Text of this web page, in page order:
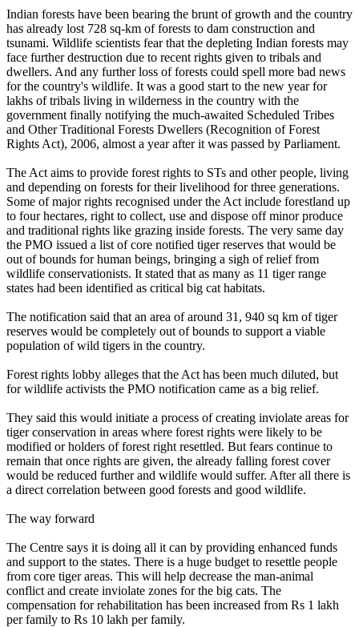
Indian forests have been bearing the brunt of growth and the country
has already lost 728 sq-km of forests to dam construction and
tsunami. Wildlife scientists fear that the depleting Indian forests may
face further destruction due to recent rights given to tribals and
dwellers. And any further loss of forests could spell more bad news
for the country's wildlife. It was a good start to the new year for
lakhs of tribals living in wilderness in the country with the
government finally notifying the much-awaited Scheduled Tribes
and Other Traditional Forests Dwellers (Recognition of Forest
Rights Act), 2006, almost a year after it was passed by Parliament.
The Act aims to provide forest rights to STs and other people, living
and depending on forests for their livelihood for three generations.
Some of major rights recognised under the Act include forestland up
to four hectares, right to collect, use and dispose off minor produce
and traditional rights like grazing inside forests. The very same day
the PMO issued a list of core notified tiger reserves that would be
out of bounds for human beings, bringing a sigh of relief from
wildlife conservationists. It stated that as many as 11 tiger range
states had been identified as critical big cat habitats.
The notification said that an area of around 31, 940 sq km of tiger
reserves would be completely out of bounds to support a viable
population of wild tigers in the country.
Forest rights lobby alleges that the Act has been much diluted, but
for wildlife activists the PMO notification came as a big relief.
They said this would initiate a process of creating inviolate areas for
tiger conservation in areas where forest rights were likely to be
modified or holders of forest right resettled. But fears continue to
remain that once rights are given, the already falling forest cover
would be reduced further and wildlife would suffer. After all there is
a direct correlation between good forests and good wildlife.
The way forward
The Centre says it is doing all it can by providing enhanced funds
and support to the states. There is a huge budget to resettle people
from core tiger areas. This will help decrease the man-animal
conflict and create inviolate zones for the big cats. The
compensation for rehabilitation has been increased from Rs 1 lakh
per family to Rs 10 lakh per family.